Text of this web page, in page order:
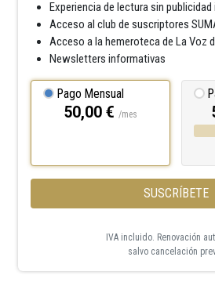
Experiencia de lectura sin
Acceso al club de suscriptores
Acceso a la hemeroteca de La Voz
Newsletters informativas
Pago Mensual
50,00 € /mes
SUSCRÍBETE
IVA incluido. Renovación
salvo cancelación